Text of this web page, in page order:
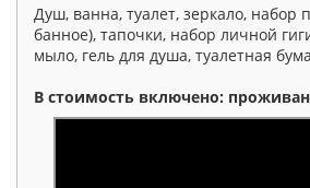
Душ, ванна, туалет, зеркало, набор
банное), тапочки, набор личной
мыло, гель для душа, туалетная
В стоимость включено: